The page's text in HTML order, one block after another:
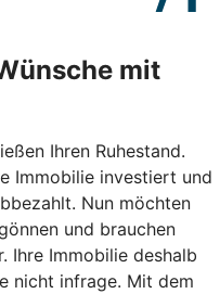
mit
Ihren Ruhestand.
Immobilie investiert und
Nun möchten
und brauchen
Ihre Immobilie deshalb
nicht infrage. Mit dem